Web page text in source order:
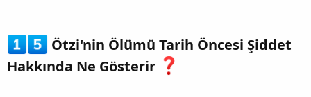
Ötzi'nin Ölümü Tarih Öncesi Şiddet
Hakkında Ne Gösterir